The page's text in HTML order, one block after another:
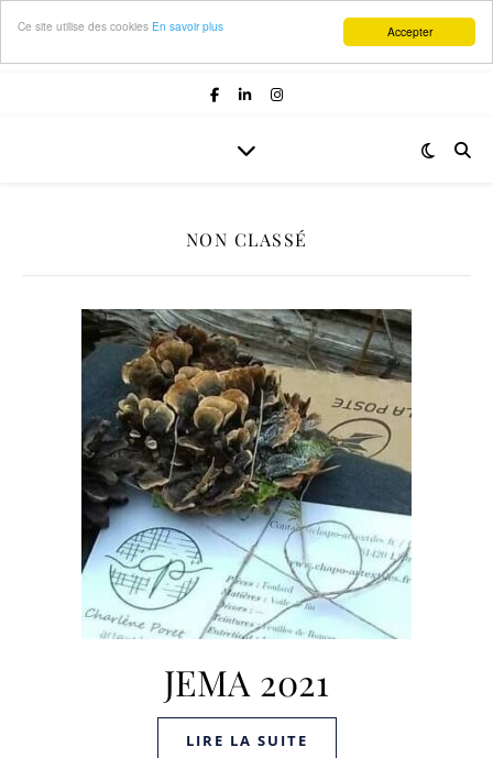
Accepter
Ce site utilise des cookies En savoir plus
NON CLASSÉ
JEMA 2021
LIRE LA SUITE